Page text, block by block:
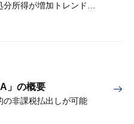
名目賃金増で各年代とも実質可処分所得が増加トレンド入りか
」の概要
の非課税払出しが可能